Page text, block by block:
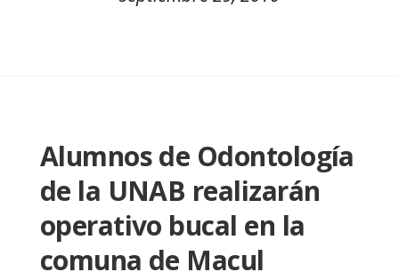
Alumnos de Odontología
de la UNAB realizarán
operativo bucal en la
comuna de Macul